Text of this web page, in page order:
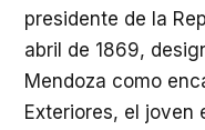
presidente de la
abril de 1869,
Mendoza como
Exteriores, el joven